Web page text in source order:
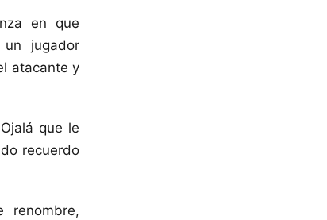
en que
jugador
atacante y
que le
recuerdo
renombre,